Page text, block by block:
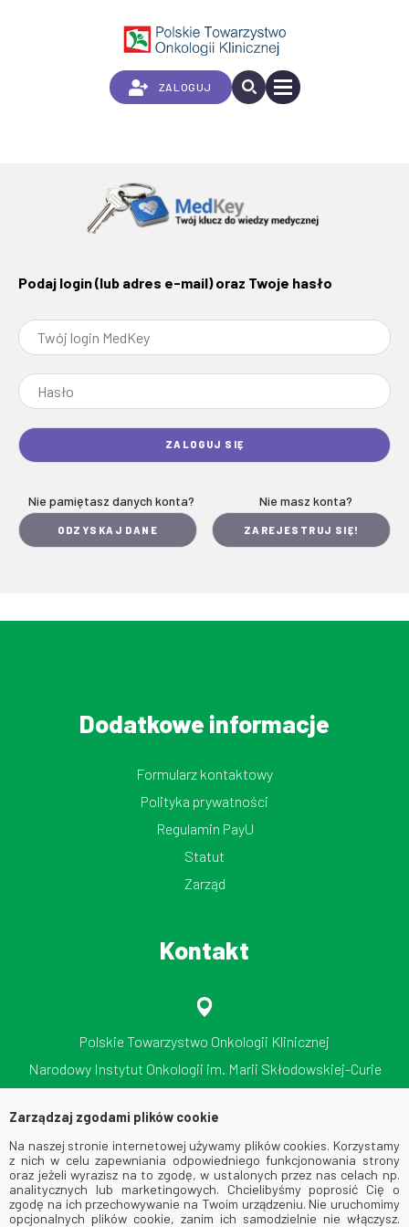
ZALOGUJ
Podaj login (lub adres e-mail) oraz Twoje hasło
Nie pamiętasz danych konta?
ODZYSKAJ DANE
Nie masz konta?
ZAREJESTRUJ SIĘ!
Dodatkowe informacje
Formularz kontaktowy
Polityka prywatności
Regulamin PayU
Statut
Zarząd
Kontakt
Polskie Towarzystwo Onkologii Klinicznej
Narodowy Instytut Onkologii im. Marii Skłodowskiej-Curie
ul. Roentgena 5, 02-781 Warszawa
tel./faks: 512 606 724
Zarządzaj zgodami plików cookie
Na naszej stronie internetowej używamy plików cookies. Korzystamy
z nich w celu zapewniania odpowiedniego funkcjonowania strony
oraz jeżeli wyrazisz na to zgodę, w ustalonych przez nas celach np.
analitycznych lub marketingowych. Chcielibyśmy poprosić Cię o
zgodę na ich przechowywanie na Twoim urządzeniu. Nie uruchomimy
opcjonalnych plików cookie, zanim ich samodzielnie nie włączysz.